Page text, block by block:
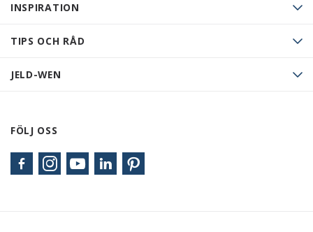
INSPIRATION
TIPS OCH RÅD
JELD-WEN
FÖLJ OSS